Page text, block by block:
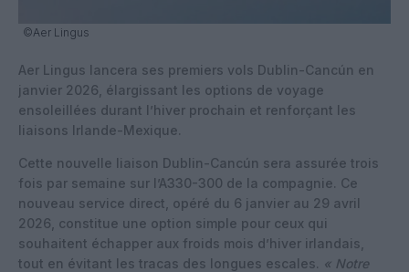
©Aer Lingus
Aer Lingus lancera ses premiers vols Dublin-Cancún en
janvier 2026, élargissant les options de voyage
ensoleillées durant l’hiver prochain et renforçant les
liaisons Irlande-Mexique.
Cette nouvelle liaison Dublin-Cancún sera assurée trois
fois par semaine sur l’A330-300 de la compagnie. Ce
nouveau service direct, opéré du 6 janvier au 29 avril
2026, constitue une option simple pour ceux qui
souhaitent échapper aux froids mois d’hiver irlandais,
tout en évitant les tracas des longues escales. « Notre